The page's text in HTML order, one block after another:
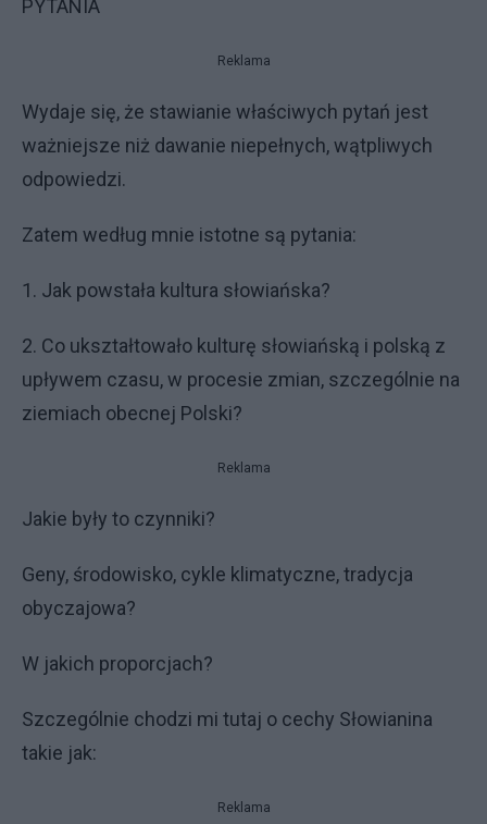
PYTANIA
Reklama
Wydaje się, że stawianie właściwych pytań jest
ważniejsze niż dawanie niepełnych, wątpliwych
odpowiedzi.
Zatem według mnie istotne są pytania:
1. Jak powstała kultura słowiańska?
2. Co ukształtowało kulturę słowiańską i polską z
upływem czasu, w procesie zmian, szczególnie na
ziemiach obecnej Polski?
Reklama
Jakie były to czynniki?
Geny, środowisko, cykle klimatyczne, tradycja
obyczajowa?
W jakich proporcjach?
Szczególnie chodzi mi tutaj o cechy Słowianina
takie jak:
Reklama